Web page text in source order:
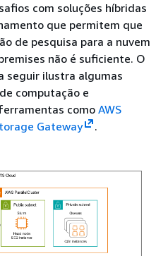
com soluções híbridas
que permitem que
de pesquisa para a nuvem
não é suficiente. O
seguir ilustra algumas
computação e
como AWS
Gateway .